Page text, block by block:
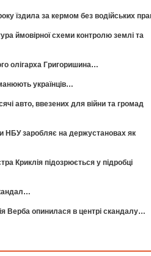
їздила за кермом без водійських
ймовірної схеми контролю землі та
олігарха Григоришина…
українців…
авто, ввезених для війни та громад
НБУ заробляє на держустановах як
Криклія підозрюється у підробці
Верба опинилася в центрі скандалу…